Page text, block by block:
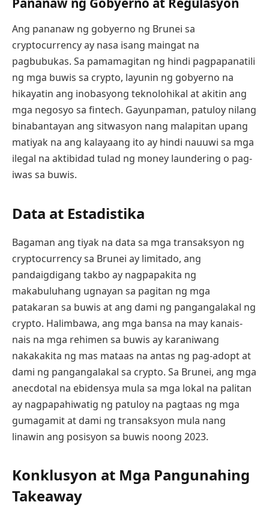
Ang pananaw ng gobyerno ng Brunei sa
cryptocurrency ay nasa isang maingat na
pagbubukas. Sa pamamagitan ng hindi pagpapanatili
ng mga buwis sa crypto, layunin ng gobyerno na
hikayatin ang inobasyong teknolohikal at akitin ang
mga negosyo sa fintech. Gayunpaman, patuloy nilang
binabantayan ang sitwasyon nang malapitan upang
matiyak na ang kalayaang ito ay hindi nauuwi sa mga
ilegal na aktibidad tulad ng money laundering o pag-
iwas sa buwis.
Data at Estadistika
Bagaman ang tiyak na data sa mga transaksyon ng
cryptocurrency sa Brunei ay limitado, ang
pandaigdigang takbo ay nagpapakita ng
makabuluhang ugnayan sa pagitan ng mga
patakaran sa buwis at ang dami ng pangangalakal ng
crypto. Halimbawa, ang mga bansa na may kanais-
nais na mga rehimen sa buwis ay karaniwang
nakakakita ng mas mataas na antas ng pag-adopt at
dami ng pangangalakal sa crypto. Sa Brunei, ang mga
anecdotal na ebidensya mula sa mga lokal na palitan
ay nagpapahiwatig ng patuloy na pagtaas ng mga
gumagamit at dami ng transaksyon mula nang
linawin ang posisyon sa buwis noong 2023.
Konklusyon at Mga Pangunahing
Takeaway